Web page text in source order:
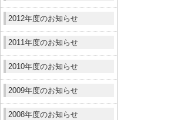
2012年度のお知らせ
2011年度のお知らせ
2010年度のお知らせ
2009年度のお知らせ
2008年度のお知らせ